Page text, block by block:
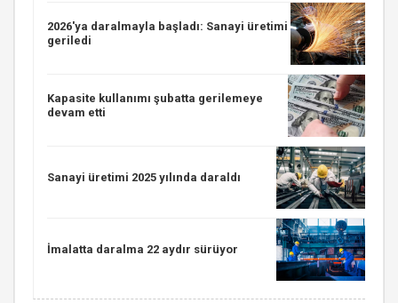
2026'ya daralmayla başladı: Sanayi üretimi
geriledi
Kapasite kullanımı şubatta gerilemeye
devam etti
Sanayi üretimi 2025 yılında daraldı
İmalatta daralma 22 aydır sürüyor